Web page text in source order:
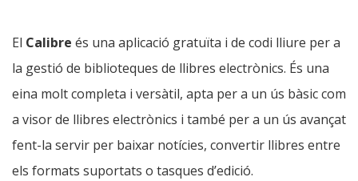
El Calibre és una aplicació gratuïta i de codi lliure per a
la gestió de biblioteques de llibres electrònics. És una
eina molt completa i versàtil, apta per a un ús bàsic com
a visor de llibres electrònics i també per a un ús avançat
fent-la servir per baixar notícies, convertir llibres entre
els formats suportats o tasques d’edició.